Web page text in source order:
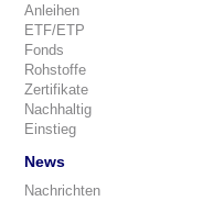
Anleihen
ETF/ETP
Fonds
Rohstoffe
Zertifikate
Nachhaltig
Einstieg
News
Nachrichten